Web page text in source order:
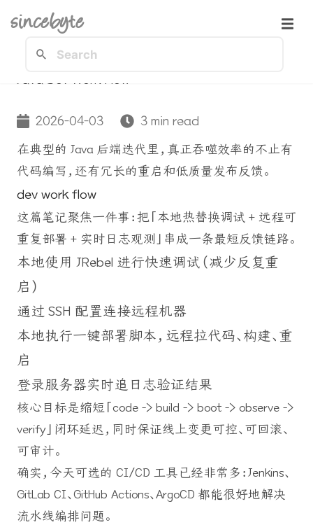
sincebyte
Java Dev Work Flow
2026-04-03 3 min read
在典型的 Java 后端迭代里，真正吞噬效率的不止有
代码编写，还有冗长的重启和低质量发布反馈。
dev work flow
这篇笔记聚焦一件事：把「本地热替换调试 + 远程可
重复部署 + 实时日志观测」串成一条最短反馈链路。
本地使用 JRebel 进行快速调试（减少反复重
启）
通过 SSH 配置连接远程机器
本地执行一键部署脚本，远程拉代码、构建、重
启
登录服务器实时追日志验证结果
核心目标是缩短「code -> build -> boot -> observe ->
verify」闭环延迟，同时保证线上变更可控、可回滚、
可审计。
确实，今天可选的 CI/CD 工具已经非常多：Jenkins、
GitLab CI、GitHub Actions、ArgoCD 都能很好地解决
流水线编排问题。